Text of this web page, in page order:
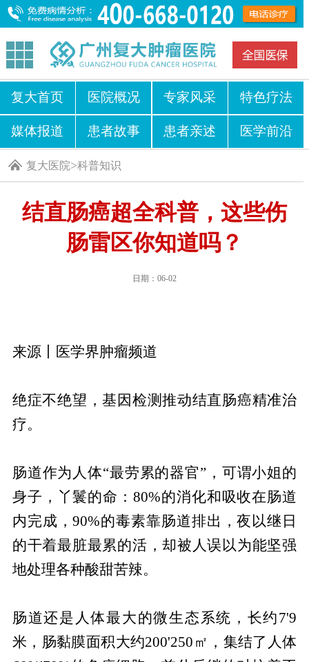
复大首页 医院概况 专家风采 特色疗法
媒体报道 患者故事 患者亲述 医学前沿
复大医院>科普知识
结直肠癌超全科普，这些伤
肠雷区你知道吗？
日期：06-02
来源丨医学界肿瘤频道
绝症不绝望，基因检测推动结直肠癌精准治
疗。
肠道作为人体“最劳累的器官”，可谓小姐的
身子，丫鬟的命：80%的消化和吸收在肠道
内完成，90%的毒素靠肠道排出，夜以继日
的干着最脏最累的活，却被人误以为能坚强
地处理各种酸甜苦辣。
肠道还是人体最大的微生态系统，长约7'9
米，肠黏膜面积大约200'250㎡，集结了人体